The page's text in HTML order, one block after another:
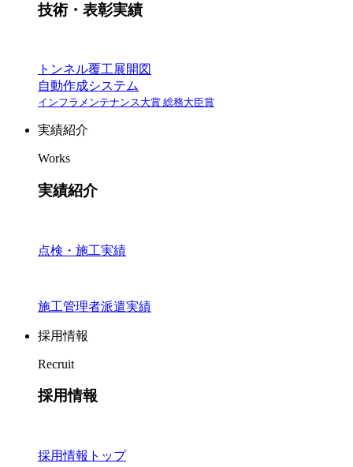
技術・表彰実績
トンネル覆工展開図
自動作成システム
インフラメンテナンス大賞 総務大臣賞
実績紹介
Works
実績紹介
点検・施工実績
施工管理者派遣実績
採用情報
Recruit
採用情報
採用情報トップ